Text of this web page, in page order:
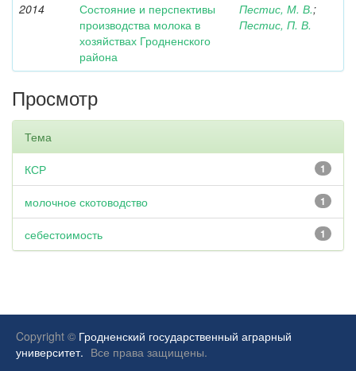
2014
Состояние и перспективы
производства молока в
хозяйствах Гродненского
района
Пестис, М. В.;
Пестис, П. В.
Просмотр
Тема
1
КСР
1
молочное скотоводство
1
себестоимость
Copyright © Гродненский государственный аграрный
университет. Все права защищены.